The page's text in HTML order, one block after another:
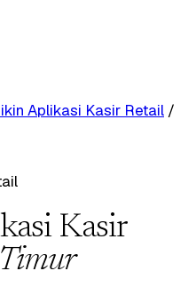
Aplikasi Kasir Retail /
Kasir